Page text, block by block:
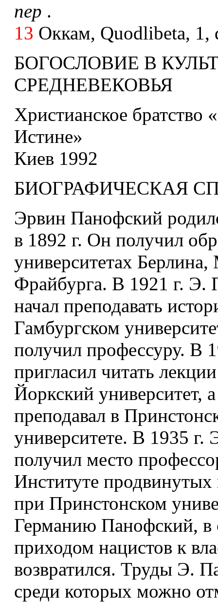
пер .
13 Оккам, Quodlibeta, 1,
БОГОСЛОВИЕ В
СРЕДНЕВЕКОВЬЯ
Христианское братство
Истине»
Киев 1992
БИОГРАФИЧЕСКАЯ
Эрвин Панофский
в 1892 г. Он получил
университетах
Фрайбурга. В 1921 г. Э.
начал преподавать
Гамбургском
получил профессуру. В
пригласил читать
Йоркский университет,
преподавал в
университете. В 1935
получил место
Институте продвинутых
при Принстонском
Германию Панофский, в
приходом нацистов к
возвратился. Труды Э.
среди которых можно